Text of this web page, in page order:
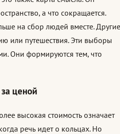
а что сокращается.
на сбор людей вместе. Другие
или путешествия. Эти выборы
Они формируются тем, что
ценой
высокая стоимость означает
речь идет о кольцах. Но